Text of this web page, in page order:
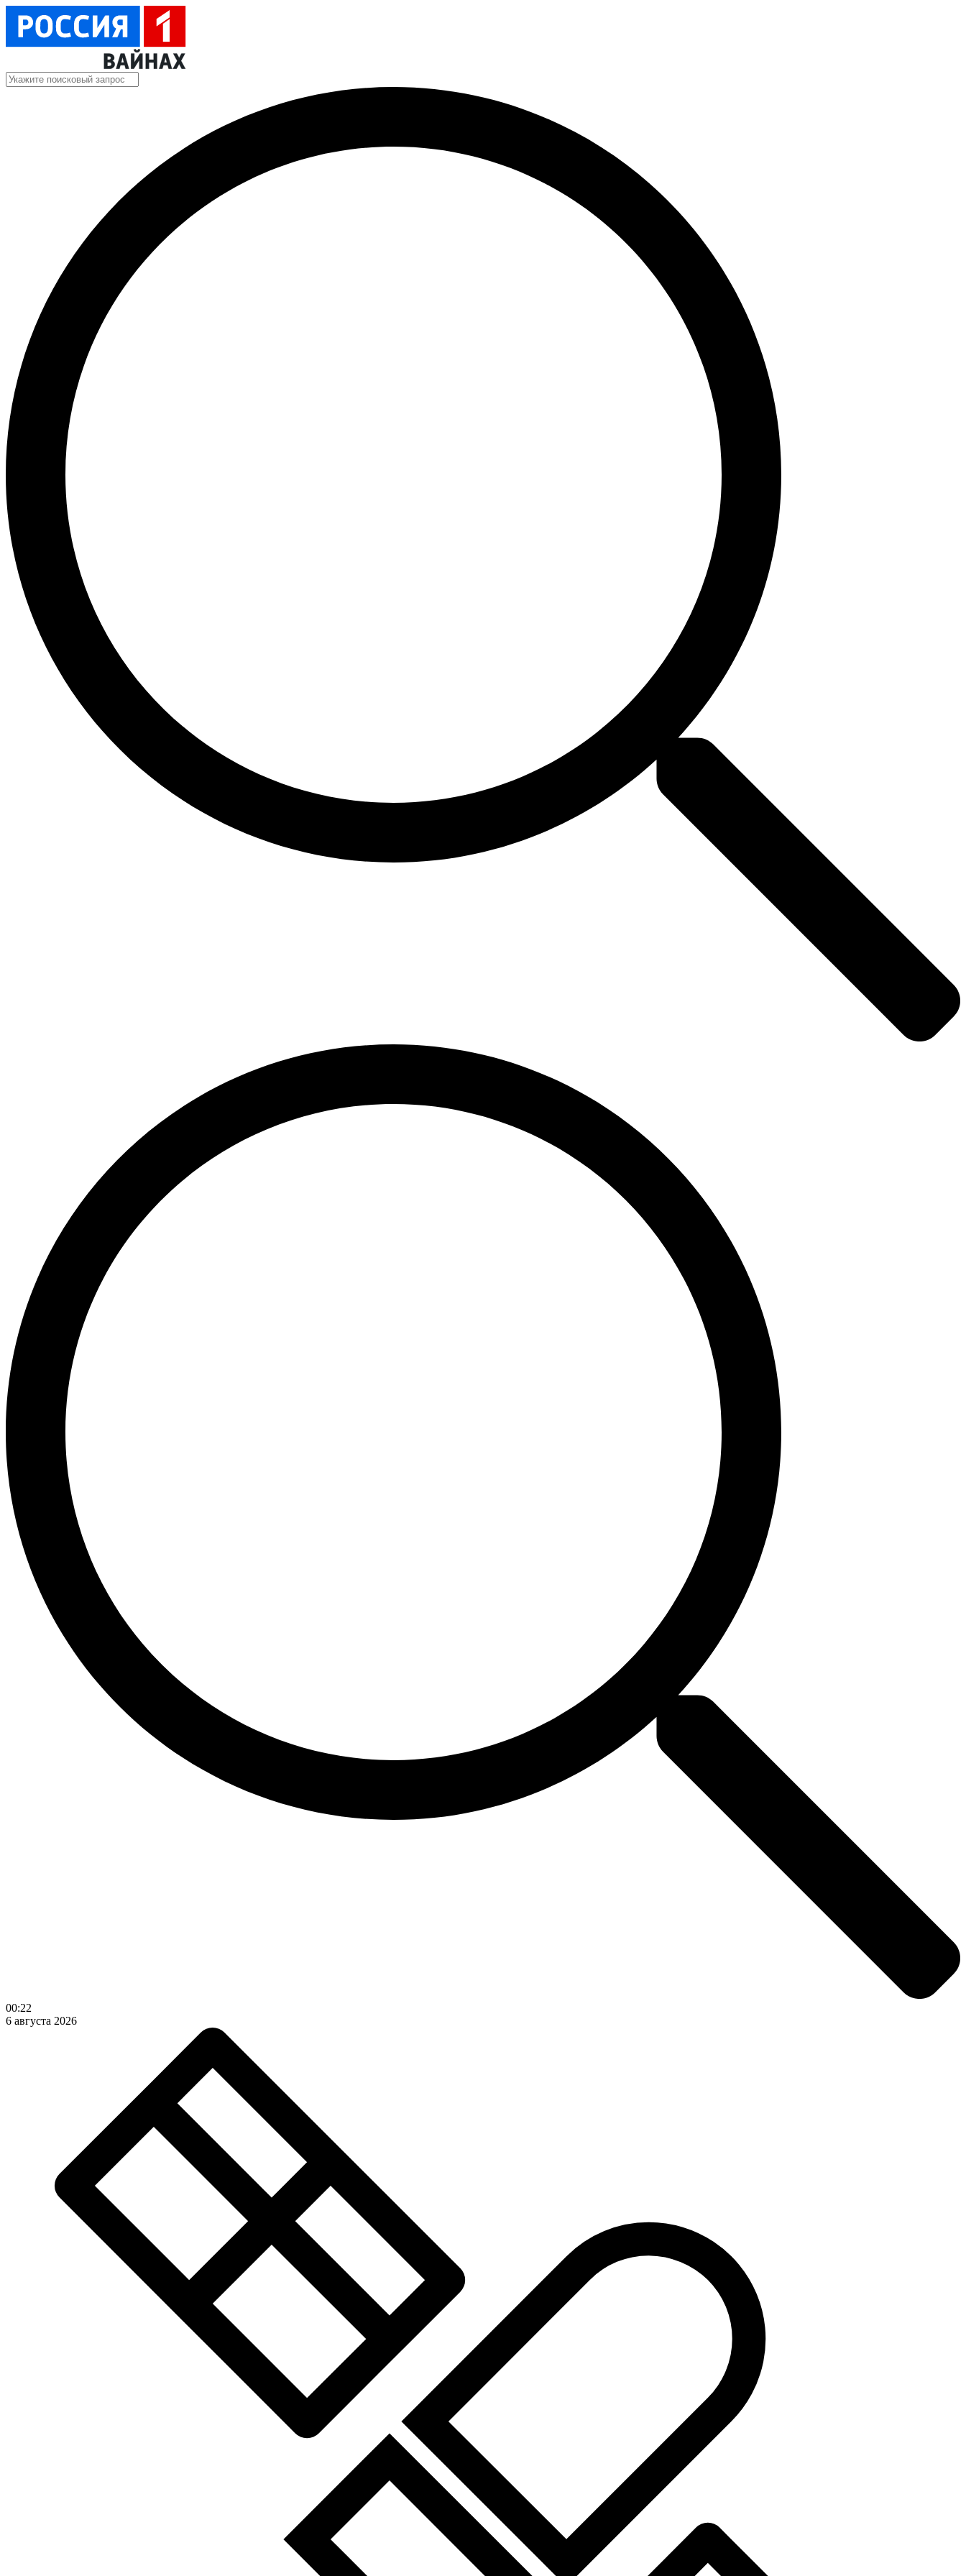
00:22
6 августа 2026